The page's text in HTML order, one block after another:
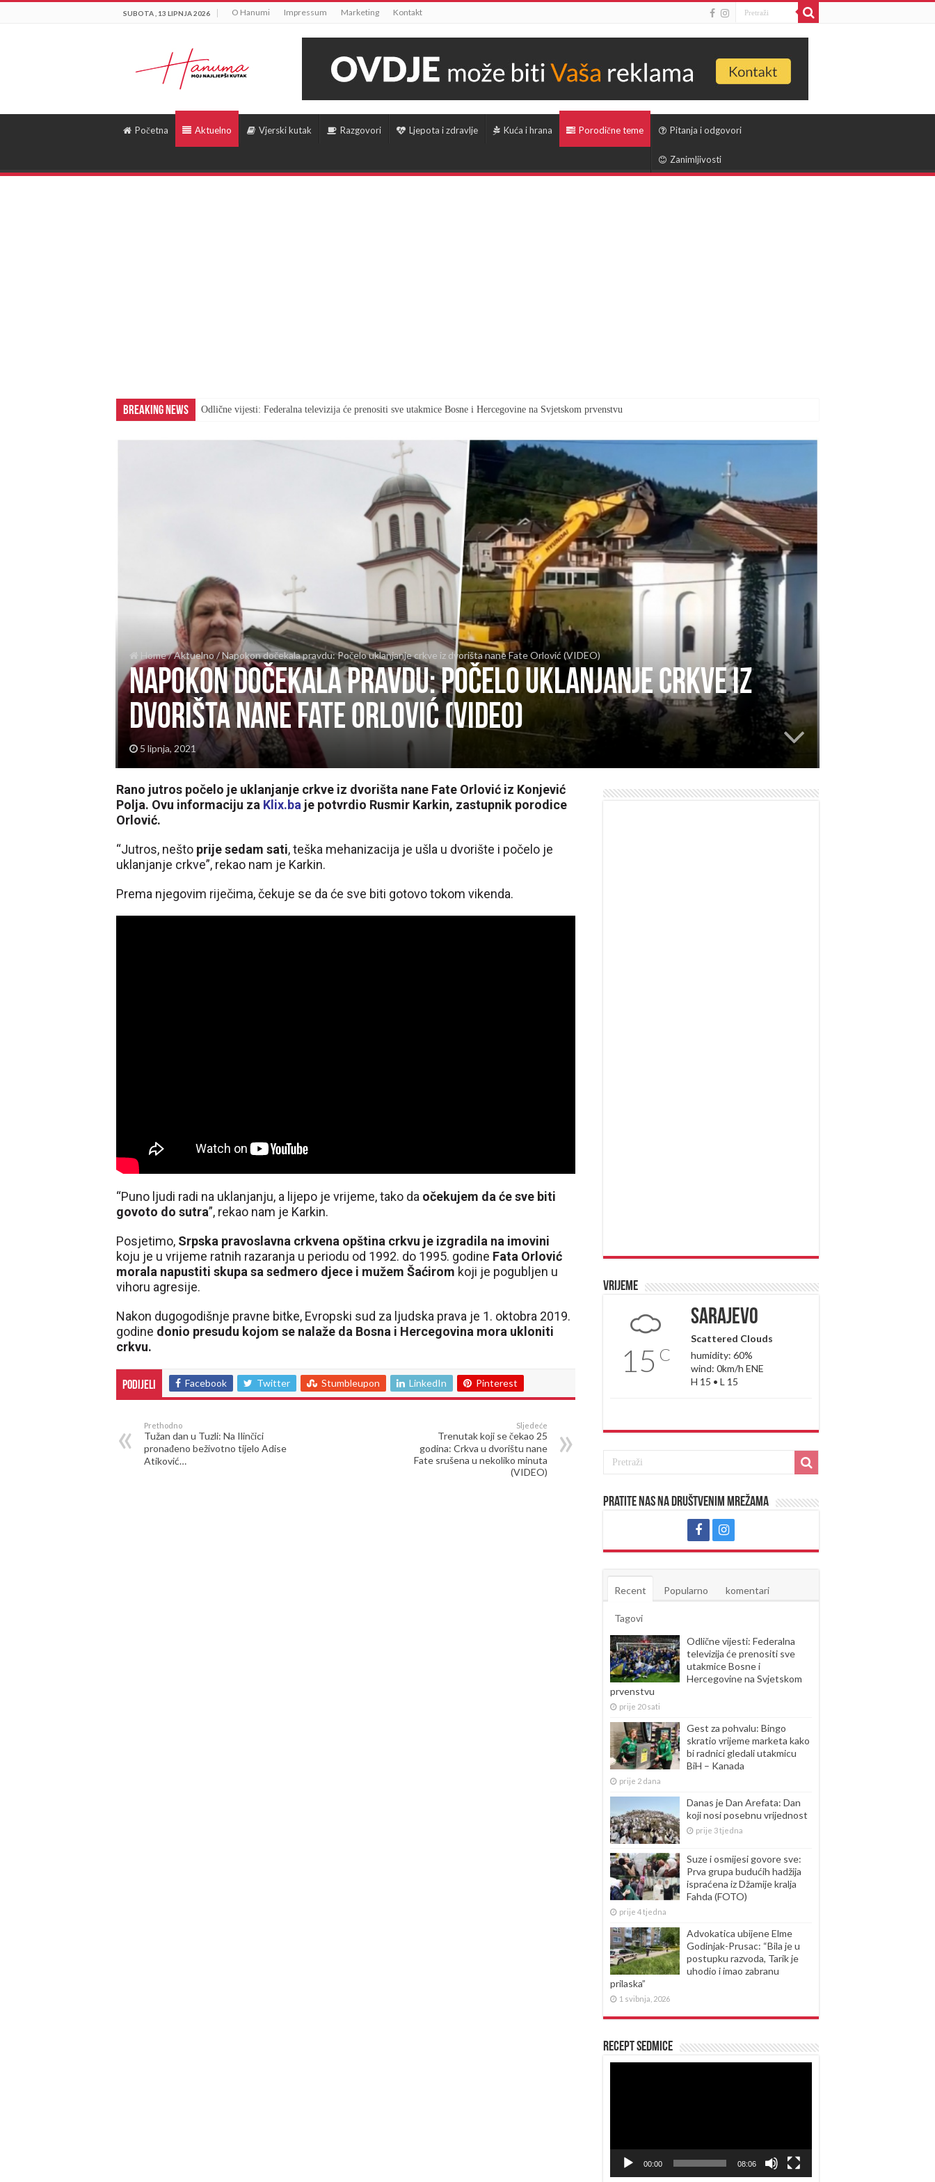
SUBOTA , 13 LIPNJA 2026 O Hanumi Impressum Marketing Kontakt
Početna Aktuelno Vjerski kutak Razgovori Ljepota i zdravlje Kuća i hrana Porodične teme Pitanja i odgovori
Zanimljivosti
Breaking News Odlične vijesti: Federalna televizija će prenositi sve utakmice Bosne i Hercegovine na Svjetskom prvenstvu
Home/Aktuelno/Napokon dočekala pravdu: Počelo uklanjanje crkve iz dvorišta nane Fate Orlović (VIDEO)
Napokon dočekala pravdu: Počelo uklanjanje crkve iz
dvorišta nane Fate Orlović (VIDEO)
5 lipnja, 2021
Rano jutros počelo je uklanjanje crkve iz dvorišta nane Fate Orlović iz Konjević
Polja. Ovu informaciju za Klix.ba je potvrdio Rusmir Karkin, zastupnik porodice
Orlović.
“Jutros, nešto prije sedam sati, teška mehanizacija je ušla u dvorište i počelo je
uklanjanje crkve”, rekao nam je Karkin.
Prema njegovim riječima, čekuje se da će sve biti gotovo tokom vikenda.
“Puno ljudi radi na uklanjanju, a lijepo je vrijeme, tako da očekujem da će sve biti
govoto do sutra”, rekao nam je Karkin.
Posjetimo, Srpska pravoslavna crkvena opština crkvu je izgradila na imovini
koju je u vrijeme ratnih razaranja u periodu od 1992. do 1995. godine Fata Orlović
morala napustiti skupa sa sedmero djece i mužem Šaćirom koji je pogubljen u
vihoru agresije.
Nakon dugogodišnje pravne bitke, Evropski sud za ljudska prava je 1. oktobra 2019.
godine donio presudu kojom se nalaže da Bosna i Hercegovina mora ukloniti
crkvu.
Podijeli Facebook Twitter Stumbleupon LinkedIn Pinterest
Prethodno
Tužan dan u Tuzli: Na Ilinčici
pronađeno beživotno tijelo Adise
Atiković…
Sljedeće
Trenutak koji se čekao 25
godina: Crkva u dvorištu nane
Fate srušena u nekoliko minuta
(VIDEO)
Vrijeme
15 C
Sarajevo
Scattered Clouds
humidity: 60%
wind: 0km/h ENE
H 15 • L 15
Pratite nas na društvenim mrežama
Recent Popularno komentari
Tagovi
Odlične vijesti: Federalna
televizija će prenositi sve
utakmice Bosne i
Hercegovine na Svjetskom
prvenstvu
prije 20 sati
Gest za pohvalu: Bingo
skratio vrijeme marketa kako
bi radnici gledali utakmicu
BiH – Kanada
prije 2 dana
Danas je Dan Arefata: Dan
koji nosi posebnu vrijednost
prije 3 tjedna
Suze i osmijesi govore sve:
Prva grupa budućih hadžija
ispraćena iz Džamije kralja
Fahda (FOTO)
prije 4 tjedna
Advokatica ubijene Elme
Godinjak-Prusac: “Bila je u
postupku razvoda, Tarik je
uhodio i imao zabranu
prilaska”
1 svibnja, 2026
Recept sedmice
00:00 08:06